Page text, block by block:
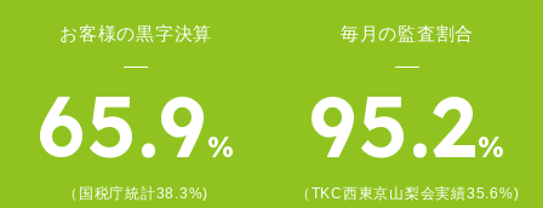
お客様の黒字決算
65.9%
（国税庁統計38.3%)
毎月の監査割合
95.2%
（TKC西東京山梨会実績35.6%)